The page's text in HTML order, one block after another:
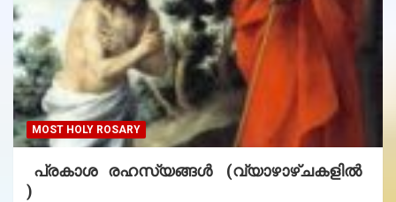
MOST HOLY ROSARY
പ്രകാശ രഹസ്യങ്ങൾ (വ്യാഴാഴ്ചകളിൽ
)